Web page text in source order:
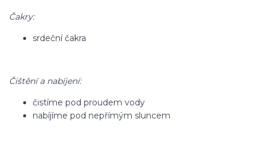
Čakry:
srdeční čakra
Čištění a nabíjení:
čistíme pod proudem vody
nabíjíme pod nepřímým sluncem